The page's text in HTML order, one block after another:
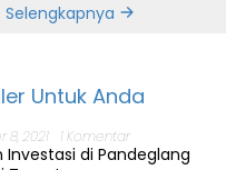
Selengkapnya
Untuk Anda
8, 2021 1 Komentar
Investasi di Pandeglang